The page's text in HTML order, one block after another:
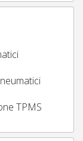
TPMS